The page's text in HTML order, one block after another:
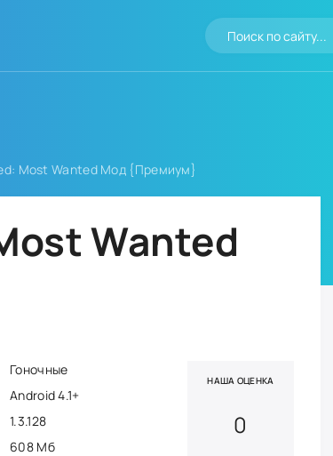
Most Wanted Мод {Премиум}
Wanted
Гоночные
Android 4.1+
1.3.128
608 Мб
НАША ОЦЕНКА
0